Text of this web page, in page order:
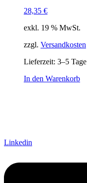
einstellbar
passiv(1)
Schnittstelle
28,35 €
exkl. 19 % MwSt.
zzgl. Versandkosten
Lieferzeit: 3–5 Tage
In den Warenkorb
Linkedin